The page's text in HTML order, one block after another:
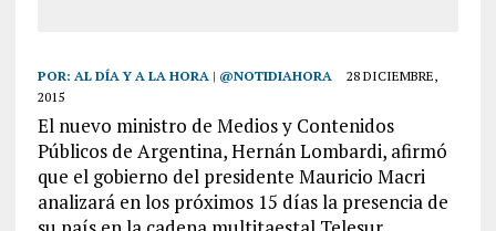
POR: AL DÍA Y A LA HORA | @NOTIDIAHORA
28 DICIEMBRE,
2015
El nuevo ministro de Medios y Contenidos
Públicos de Argentina, Hernán Lombardi, afirmó
que el gobierno del presidente Mauricio Macri
analizará en los próximos 15 días la presencia de